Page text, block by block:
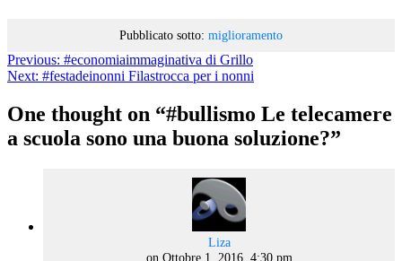
Pubblicato sotto: miglioramento
Previous: #economiaimmaginativa di Grillo
Next: #festadeinonni Filastrocca per i nonni
One thought on “#bullismo Le telecamere
a scuola sono una buona soluzione?”
Lizasays:
on Ottobre 1, 2016, 4:30 pm